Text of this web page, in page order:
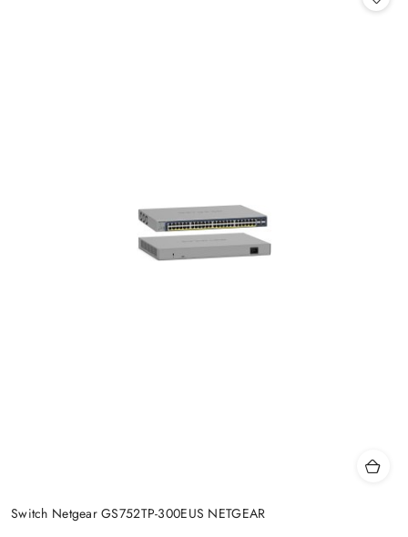
Switch Netgear GS752TP-300EUS NETGEAR